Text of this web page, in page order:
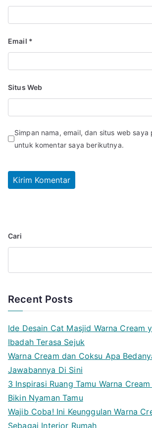
Email *
Situs Web
Simpan nama, email, dan situs web
untuk komentar saya berikutnya.
Cari
Recent Posts
Ide Desain Cat Masjid Warna Cream
Ibadah Terasa Sejuk
Warna Cream dan Coksu Apa
Jawabannya Di Sini
3 Inspirasi Ruang Tamu Warna
Bikin Nyaman Tamu
Wajib Coba! Ini Keunggulan Warna
Sebagai Interior Rumah